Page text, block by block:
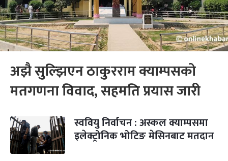
अझै सुल्झिएन ठाकुरराम क्याम्पसको
मतगणना विवाद, सहमति प्रयास जारी
स्ववियु निर्वाचन : अस्कल क्याम्पसमा
इलेक्ट्रोनिक भोटिङ मेसिनबाट मतदान